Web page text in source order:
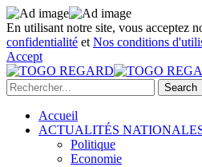
En utilisant notre site, vous acceptez
confidentialité et Nos conditions
Accept
Accueil
ACTUALITÉS
Politique
Economie